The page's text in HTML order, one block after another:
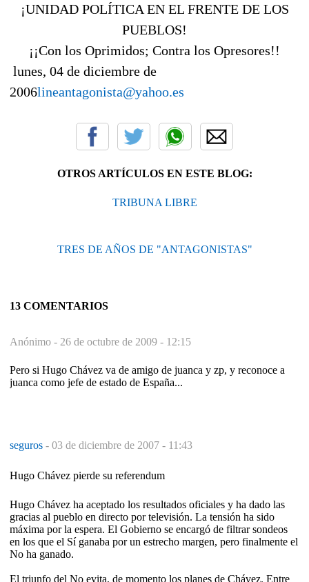
¡UNIDAD POLÍTICA EN EL FRENTE DE LOS
PUEBLOS!
¡¡Con los Oprimidos; Contra los Opresores!!
lunes, 04 de diciembre de
2006lineantagonista@yahoo.es
OTROS ARTÍCULOS EN ESTE BLOG:
TRIBUNA LIBRE
TRES DE AÑOS DE "ANTAGONISTAS"
13 COMENTARIOS
Anónimo - 26 de octubre de 2009 - 12:15
Pero si Hugo Chávez va de amigo de juanca y zp, y reconoce a
juanca como jefe de estado de España...
seguros - 03 de diciembre de 2007 - 11:43
Hugo Chávez pierde su referendum
Hugo Chávez ha aceptado los resultados oficiales y ha dado las
gracias al pueblo en directo por televisión. La tensión ha sido
máxima por la espera. El Gobierno se encargó de filtrar sondeos
en los que el Sí ganaba por un estrecho margen, pero finalmente el
No ha ganado.
El triunfo del No evita, de momento los planes de Chávez. Entre